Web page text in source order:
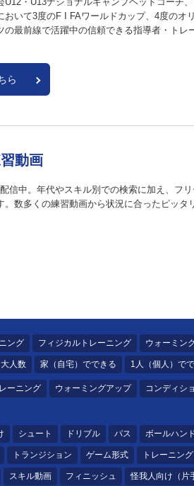
おいて3度のF I FAワールドカップ、4度のオ
の最前線で活躍中の信頼できる指導者・トレ
ら
動画
信中。年代やスキル別での検索に加え、フ
。数多くの練習動画から状況に合ったピッタ
ング フィジカルトレーニング ウォーミン
大人数 家（自宅）でできる 1人（個人）で
ーニング ウォーミングアップ コンディシ
シュート ドリブル パス ボールハン
トランジション ゲーム形式 トレーニング
スキル動画 フィニッシュ 怪我人向け（片